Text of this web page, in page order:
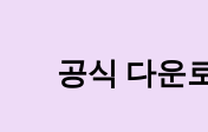
공식 다운